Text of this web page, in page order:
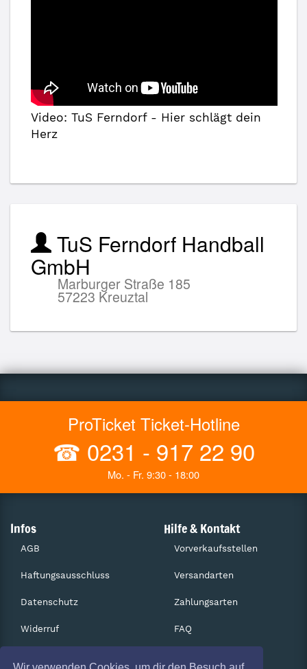
Video: TuS Ferndorf - Hier schlägt dein
Herz
TuS Ferndorf Handball
GmbH
Marburger Straße 185
57223 Kreuztal
ProTicket Ticket-Hotline
☎ 0231 - 917 22 90
Mo. - Fr. 9:30 - 18:00
Infos
AGB
Haftungsausschluss
Datenschutz
Widerruf
Hilfe & Kontakt
Vorverkaufsstellen
Versandarten
Zahlungsarten
FAQ
Services